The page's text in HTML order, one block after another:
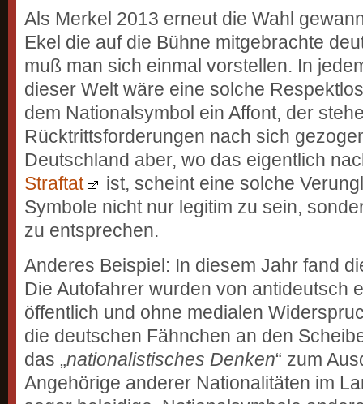
Als Merkel 2013 erneut die Wahl
Ekel die auf die Bühne mitgebrachte
muß man sich einmal vorstellen. In
dieser Welt wäre eine solche
dem Nationalsymbol ein Affont, der
Rücktrittsforderungen nach sich
Deutschland aber, wo das eigentlich
Straftat
ist, scheint eine solche
Symbole nicht nur legitim zu sein,
zu entsprechen.
Anderes Beispiel: In diesem Jahr fand
Die Autofahrer wurden von antideutsch
öffentlich und ohne medialen
die deutschen Fähnchen an den
das „nationalistisches Denken“ zum
Angehörige anderer Nationalitäten im